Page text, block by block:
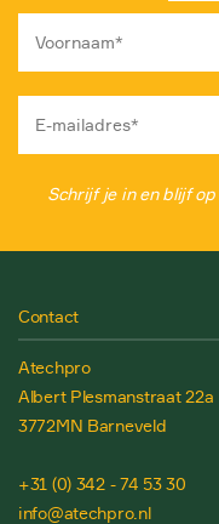
Schrijf je in en blijf
Contact
Atechpro
Albert Plesmanstraat 22a
3772MN Barneveld
+31 (0) 342 - 74 53 30
info@atechpro.nl